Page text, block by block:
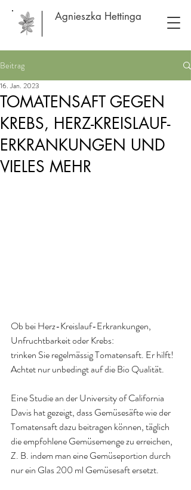
Agnieszka Hettinga
Beitrag
TOMATENSAFT GEGEN
KREBS, HERZ-KREISLAUF-
ERKRANKUNGEN UND
VIELES MEHR
16. Jan. 2023
Ob bei Herz-Kreislauf-Erkrankungen,
Unfruchtbarkeit oder Krebs:
trinken Sie regelmässig Tomatensaft. Er hilft!
Achtet nur unbedingt auf die Bio Qualität.
Eine Studie an der University of California
Davis hat gezeigt, dass Gemüsesäfte wie der
Tomatensaft dazu beitragen können, täglich
die empfohlene Gemüsemenge zu erreichen,
Z. B. indem man eine Gemüseportion durch
nur ein Glas 200 ml Gemüsesaft ersetzt.